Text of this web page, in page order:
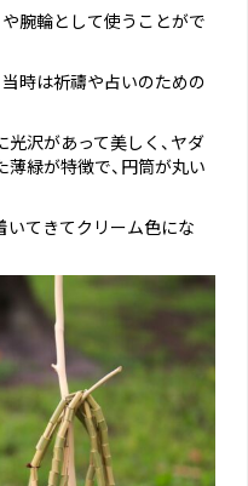
腕輪として使うことがで
時は祈禱や占いのための
沢があって美しく、ヤダ
緑が特徴で、円筒が丸い
てきてクリーム色にな